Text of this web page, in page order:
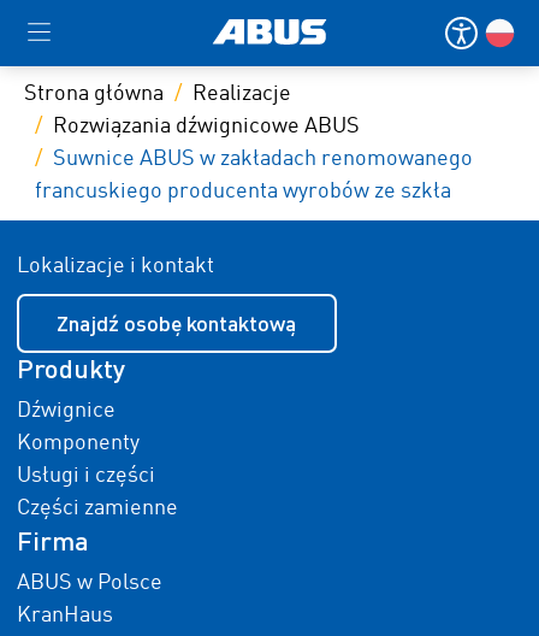
Strona główna
Realizacje
Rozwiązania dźwignicowe ABUS
Suwnice ABUS w zakładach renomowanego
francuskiego producenta wyrobów ze szkła
Lokalizacje i kontakt
Znajdź osobę kontaktową
Produkty
Dźwignice
Komponenty
Usługi i części
Części zamienne
Firma
ABUS w Polsce
KranHaus